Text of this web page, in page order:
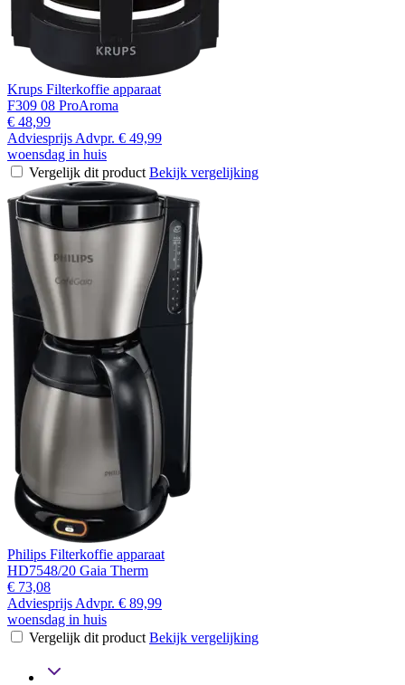
Krups Filterkoffie apparaat
F309 08 ProAroma
€ 48,99
Adviesprijs Advpr. € 49,99
woensdag in huis
Vergelijk dit product Bekijk vergelijking
Philips Filterkoffie apparaat
HD7548/20 Gaia Therm
€ 73,08
Adviesprijs Advpr. € 89,99
woensdag in huis
Vergelijk dit product Bekijk vergelijking